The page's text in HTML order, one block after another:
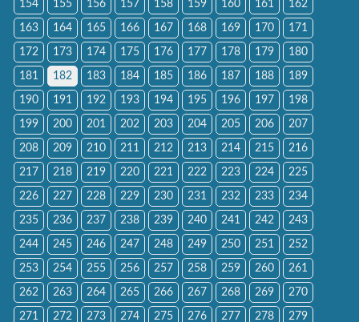
154 155 156 157 158 159 160 161 162
163 164 165 166 167 168 169 170 171
172 173 174 175 176 177 178 179 180
181 182 183 184 185 186 187 188 189
190 191 192 193 194 195 196 197 198
199 200 201 202 203 204 205 206 207
208 209 210 211 212 213 214 215 216
217 218 219 220 221 222 223 224 225
226 227 228 229 230 231 232 233 234
235 236 237 238 239 240 241 242 243
244 245 246 247 248 249 250 251 252
253 254 255 256 257 258 259 260 261
262 263 264 265 266 267 268 269 270
271 272 273 274 275 276 277 278 279